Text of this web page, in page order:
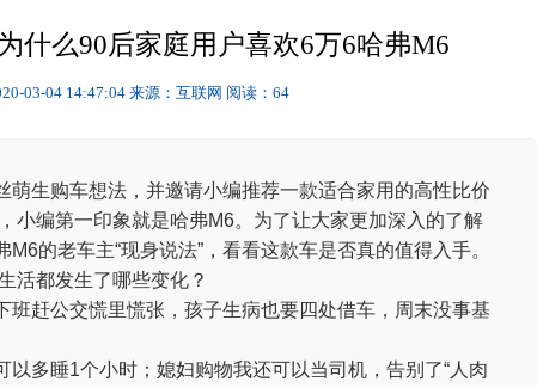
什么90后家庭用户喜欢6万6哈弗M6
03-04 14:47:04 来源：互联网 阅读：64
萌生购车想法，并邀请小编推荐一款适合家用的高性比价
小编第一印象就是哈弗M6。为了让大家更加深入的了解
的老车主“现身说法”，看看这款车是否真的值得入手。
活都发生了哪些变化？
班赶公交慌里慌张，孩子生病也要四处借车，周末没事基
以多睡1个小时；媳妇购物我还可以当司机，告别了“人肉